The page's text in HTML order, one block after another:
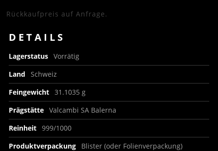
Rückkaufpreis auf Anfrage.
DETAILS
Lagerstatus Vorrätig
Land
Schweiz
Feingewicht 31.1035 g
Prägstätte Valcambi SA Balerna
Reinheit 999/1000
Produktverpackung
Blister (oder Folienverpackung)